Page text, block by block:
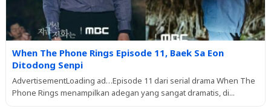
When The Phone Rings Episode 11, Baek Sa Eon
Ditodong Senpi
AdvertisementLoading ad…Episode 11 dari serial drama When The
Phone Rings menampilkan adegan yang sangat dramatis, di...